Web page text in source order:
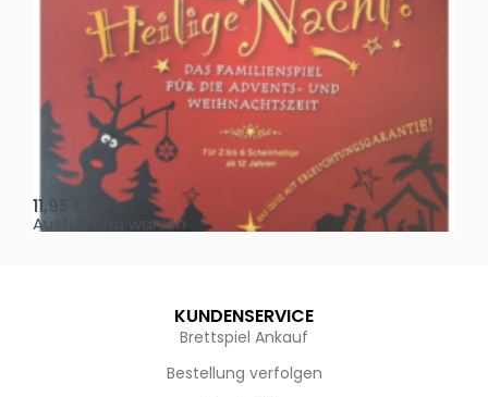
Oh, heilige Nacht!
11,95
Ausführung wählen
KUNDENSERVICE
Brettspiel Ankauf
Bestellung verfolgen